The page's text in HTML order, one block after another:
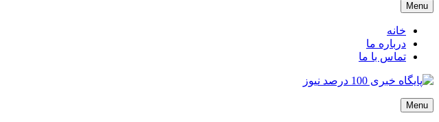
Menu
خانه
درباره ما
تماس با ما
پایگاه خبری 100 درصد نیوز
پایگاه خبری 100 درصد نیوز
Menu